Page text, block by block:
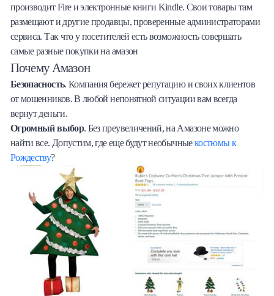
производит Fire и электронные книги Kindle. Свои товары там
размещают и другие продавцы, проверенные администраторами
сервиса. Так что у посетителей есть возможность совершать
самые разные покупки на амазон
Почему Амазон
Безопасность. Компания бережет репутацию и своих клиентов
от мошенников. В любой непонятной ситуации вам всегда
вернут деньги.
Огромный выбор. Без преувеличений, на Амазоне можно
найти все. Допустим, где еще будут необычныекостюмы к
Рождеству?